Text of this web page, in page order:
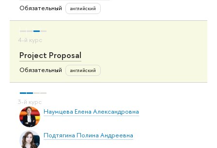
Обязательный английский
Project Proposal
Обязательный английский
Наумцева Елена Александровна
Подтягина Полина Андреевна